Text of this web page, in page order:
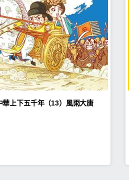
華上下五千年（13）風雨大唐